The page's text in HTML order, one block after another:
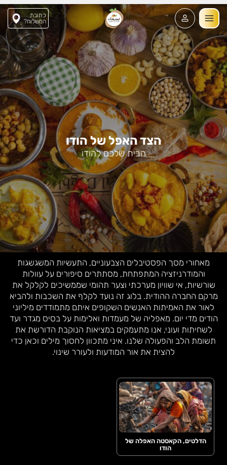
כתובת
?המשלוח
הצד האפל של הודו
הבית שלכם להודו
מאחורי מסך הפסטיבלים הצבעוניים, התעשיות המשגשגות
והמודרניזציה המתפתחת, מסתתרים סיפורים על עוולות
שורשיות, אי שוויון מערכתי וצער תהומי שממשיכים לקלקל את
מרקם החברה ההודית. בלוג זה נועד לקלף את השכבות ולהביא
לאור את האמיתות האנשים השקופים איתם מתמודדים מיליוני
הודים מדי יום. מאפליה של מעמדות ואלימות על בסיס מגדר ועד
לשחיתות ועוני, אנו מתעמקים במציאות הנוקבת הדורשת את
תשומת הלב והפעולה שלנו. איני מתכוון לחסוך מילים וכאן כדי
להצית את אור המודעות ולעורר שינוי.
הדלטים, הקאסטה האפלה של
הודו